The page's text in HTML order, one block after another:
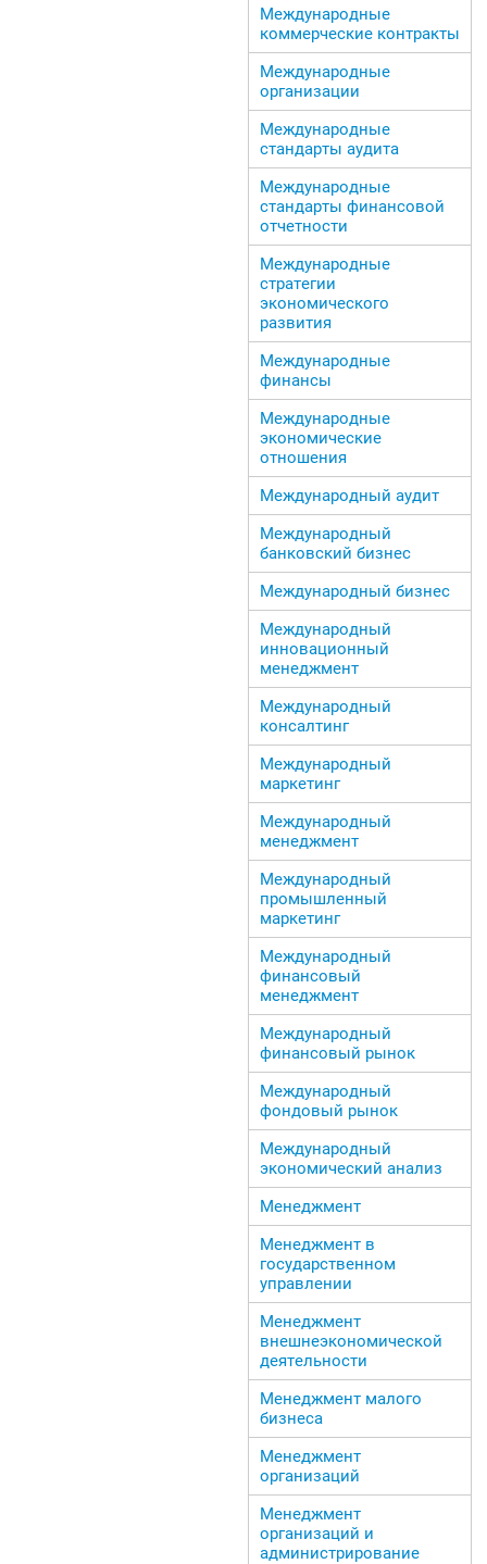
Международные
коммерческие контракты
Международные
организации
Международные
стандарты аудита
Международные
стандарты финансовой
отчетности
Международные
стратегии
экономического
развития
Международные
финансы
Международные
экономические
отношения
Международный аудит
Международный
банковский бизнес
Международный бизнес
Международный
инновационный
менеджмент
Международный
консалтинг
Международный
маркетинг
Международный
менеджмент
Международный
промышленный
маркетинг
Международный
финансовый
менеджмент
Международный
финансовый рынок
Международный
фондовый рынок
Международный
экономический анализ
Менеджмент
Менеджмент в
государственном
управлении
Менеджмент
внешнеэкономической
деятельности
Менеджмент малого
бизнеса
Менеджмент
организаций
Менеджмент
организаций и
администрирование